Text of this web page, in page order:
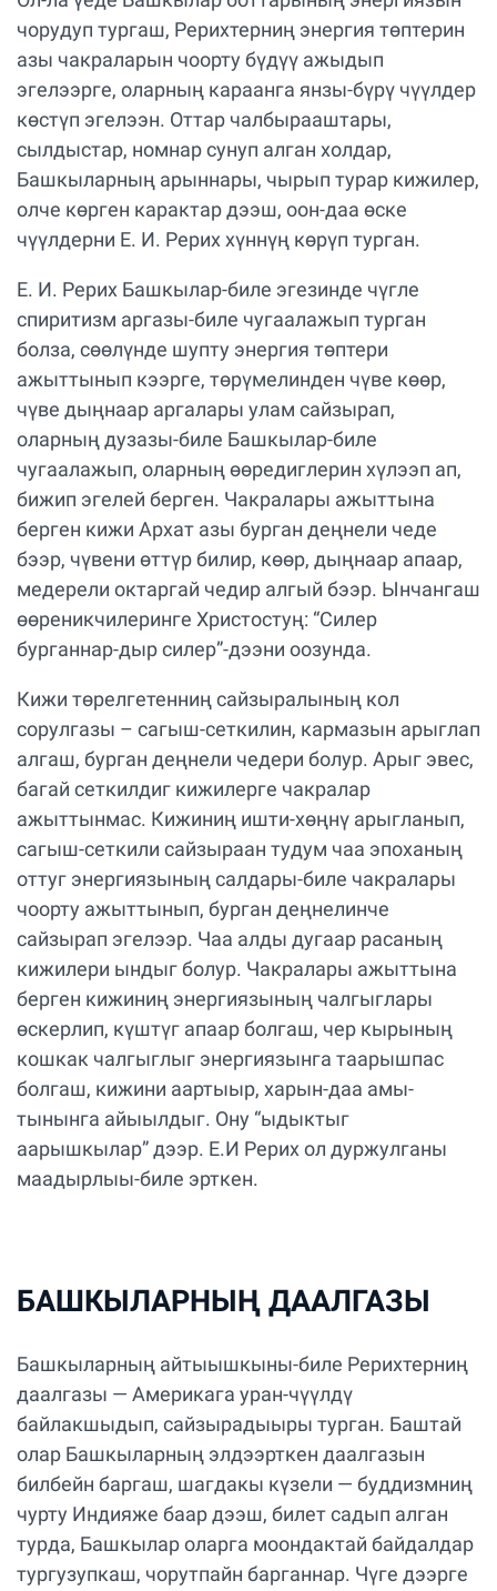
чорудуп тургаш, Рерихтерниң энергия төптерин
азы чакраларын чоорту бүдүү ажыдып
эгелээрге, оларның караанга янзы-бүрү чүүлдер
көстүп эгелээн. Оттар чалбырааштары,
сылдыстар, номнар сунуп алган холдар,
Башкыларның арыннары, чырып турар кижилер,
олче көрген карактар дээш, оон-даа өске
чүүлдерни Е. И. Рерих хүннүң көрүп турган.
Е. И. Рерих Башкылар-биле эгезинде чүгле
спиритизм аргазы-биле чугаалажып турган
болза, сөөлүнде шупту энергия төптери
ажыттынып кээрге, төрүмелинден чүве көөр,
чүве дыңнаар аргалары улам сайзырап,
оларның дузазы-биле Башкылар-биле
чугаалажып, оларның өөредиглерин хүлээп ап,
бижип эгелей берген. Чакралары ажыттына
берген кижи Архат азы бурган деңнели чеде
бээр, чүвени өттүр билир, көөр, дыңнаар апаар,
медерели октаргай чедир алгый бээр. Ынчангаш
өөреникчилеринге Христостуң: “Силер
бурганнар-дыр силер”-дээни оозунда.
Кижи төрелгетенниң сайзыралының кол
сорулгазы – сагыш-сеткилин, кармазын арыглап
алгаш, бурган деңнели чедери болур. Арыг эвес,
багай сеткилдиг кижилерге чакралар
ажыттынмас. Кижиниң ишти-хөңнү арыгланып,
сагыш-сеткили сайзыраан тудум чаа эпоханың
оттуг энергиязының салдары-биле чакралары
чоорту ажыттынып, бурган деңнелинче
сайзырап эгелээр. Чаа алды дугаар расаның
кижилери ындыг болур. Чакралары ажыттына
берген кижиниң энергиязының чалгыглары
өскерлип, күштүг апаар болгаш, чер кырының
кошкак чалгыглыг энергиязынга таарышпас
болгаш, кижини аартыыр, харын-даа амы-
тынынга айыылдыг. Ону “ыдыктыг
аарышкылар” дээр. Е.И Рерих ол дуржулганы
маадырлыы-биле эрткен.
БАШКЫЛАРНЫҢ ДААЛГАЗЫ
Башкыларның айтыышкыны-биле Рерихтерниң
даалгазы — Америкага уран-чүүлдү
байлакшыдып, сайзырадыыры турган. Баштай
олар Башкыларның элдээрткен даалгазын
билбейн баргаш, шагдакы күзели — буддизмниң
чурту Индияже баар дээш, билет садып алган
турда, Башкылар оларга моондактай байдалдар
тургузупкаш, чорутпайн барганнар. Чүге дээрге